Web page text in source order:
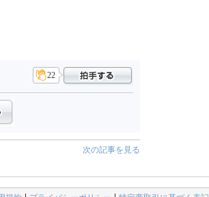
22
次の記事を見る